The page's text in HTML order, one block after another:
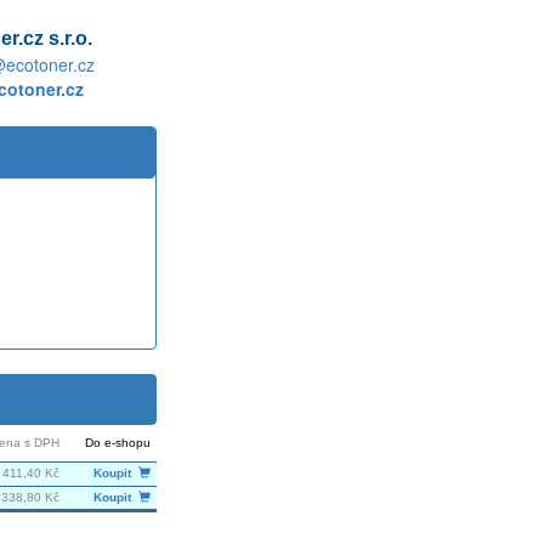
s.r.o.
s DPH Do e-shopu
411,40 Kč
Koupit
338,80 Kč Koupit